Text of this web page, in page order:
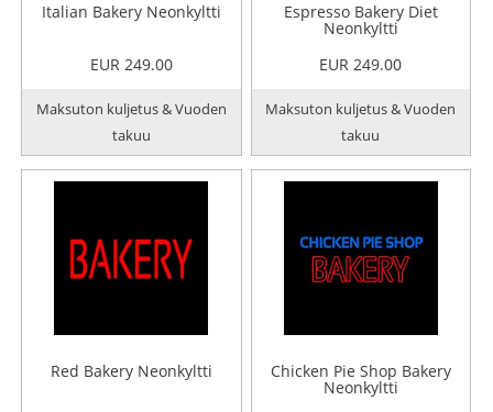
Italian Bakery Neonkyltti
EUR 249.00
Maksuton kuljetus & Vuoden
takuu
Espresso Bakery Diet
Neonkyltti
EUR 249.00
Maksuton kuljetus & Vuoden
takuu
Red Bakery Neonkyltti Chicken Pie Shop Bakery
Neonkyltti